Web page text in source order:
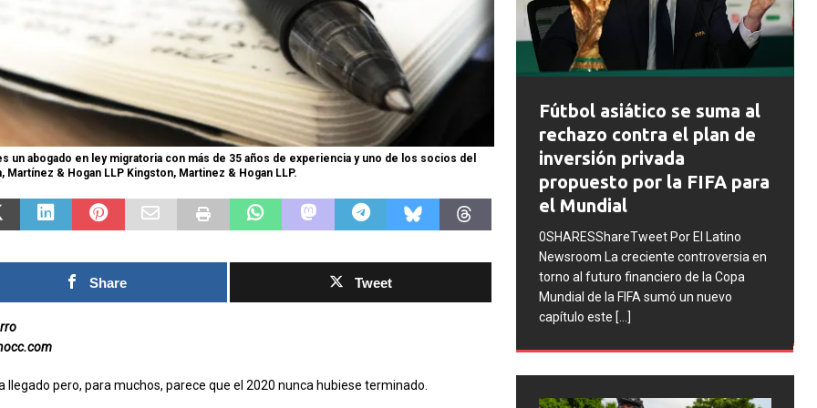
un abogado en ley migratoria con más de 35 años de experiencia y uno de los socios del
Martínez & Hogan LLP Kingston, Martinez & Hogan LLP.
Share Tweet
llegado pero, para muchos, parece que el 2020 nunca hubiese terminado.
Las Islas Malvinas y el
deporte: una historia de
identidad, memoria y
pasión nacional
0SHARESShareTweet Por El Latino
Newsroom El deporte ha sido, a lo largo
competencia entre equipos o atletas. En
[...]
Fútbol asiático se suma al
rechazo contra el plan de
inversión privada
propuesto por la FIFA para
el Mundial
torno al futuro financiero de la Copa
FIFA abre expedientes
disciplinarios contra
Argentina tras los
incidentes en la final del
Mundial 2026
0SHARESShareTweet Por El Latino
Newsroom La FIFA inició una serie de
procesos disciplinarios contra la
Asociación del Fútbol Argentino (AFA),
cuatro integrantes de la selección